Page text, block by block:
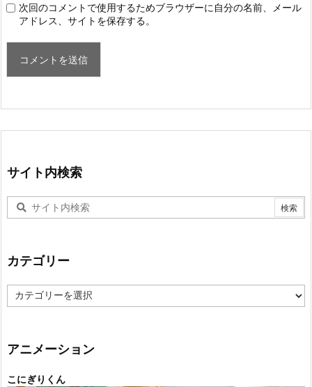
次回のコメントで使用するためブラウザーに自分の名前、メール
アドレス、サイトを保存する。
サイト内検索
カテゴリー
テ
ー
アニメーション
こにぎりくん